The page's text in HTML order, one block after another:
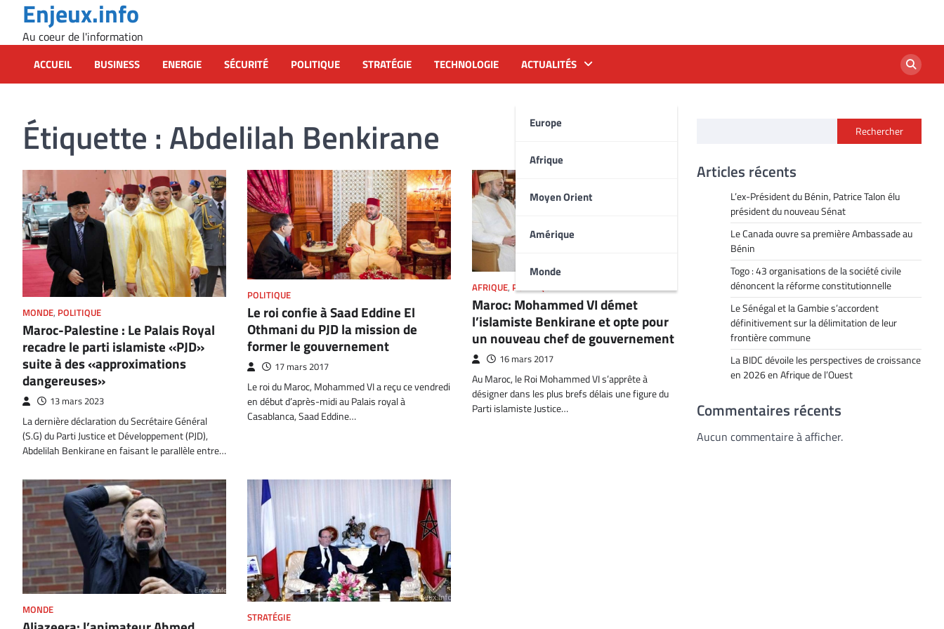
content
Enjeux.info
Au coeur de l'information
ACCUEIL BUSINESS ENERGIE SÉCURITÉ POLITIQUE STRATÉGIE TECHNOLOGIE ACTUALITÉS
Europe
Afrique
Moyen Orient
Amérique
Monde
Étiquette : Abdelilah Benkirane
MONDE, POLITIQUE
Maroc-Palestine : Le Palais Royal
recadre le parti islamiste «PJD»
suite à des «approximations
dangereuses»
13 mars 2023
La dernière déclaration du Secrétaire Général
(S.G) du Parti Justice et Développement (PJD),
Abdelilah Benkirane en faisant le parallèle entre…
POLITIQUE
Le roi confie à Saad Eddine El
Othmani du PJD la mission de
former le gouvernement
17 mars 2017
Le roi du Maroc, Mohammed VI a reçu ce vendredi
en début d’après-midi au Palais royal à
Casablanca, Saad Eddine…
AFRIQUE, POLITIQUE
Maroc: Mohammed VI démet
l’islamiste Benkirane et opte pour
un nouveau chef de gouvernement
16 mars 2017
Au Maroc, le Roi Mohammed VI s’apprête à
désigner dans les plus brefs délais une figure du
Parti islamiste Justice…
MONDE
STRATÉGIE
Rechercher
Articles récents
L’ex-Président du Bénin, Patrice Talon élu
président du nouveau Sénat
Le Canada ouvre sa première Ambassade au
Bénin
Togo : 43 organisations de la société civile
dénoncent la réforme constitutionnelle
Le Sénégal et la Gambie s’accordent
définitivement sur la délimitation de leur
frontière commune
La BIDC dévoile les perspectives de croissance
en 2026 en Afrique de l’Ouest
Commentaires récents
Aucun commentaire à afficher.